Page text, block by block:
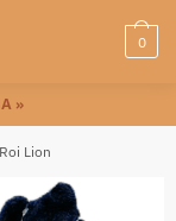
0
»
Lion